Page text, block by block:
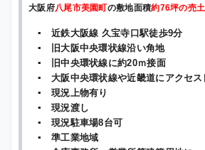
大阪府八尾市美園町の敷地面積約76坪の売
▪ 近鉄大阪線 久宝寺口駅徒歩9分
▪ 旧大阪中央環状線沿い角地
▪ 旧中央環状線に約20ｍ接面
▪ 大阪中央環状線や近畿道にアクセス
▪ 現況上物有り
▪ 現況渡し
▪ 現況駐車場8台可
▪ 準工業地域